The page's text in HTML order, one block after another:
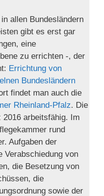
allen Bundesländern
gibt es erst gar
eine
zu errichten -, der
Errichtung von
Bundesländern
findet man auch die
Rheinland-Pfalz. Die
arbeitsfähig. Im
rund
Aufgaben der
Verabschiedung von
die Besetzung von
die
sowie der